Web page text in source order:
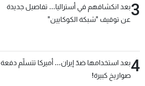
3بعد انكشافهم في أستراليا... تفاصيل جديدة
عن توقيف "شبكة الكوكايين"
4بعد استخدامها ضدّ إيران... أميركا تتسلّم دفعة
صواريخ كبيرة!